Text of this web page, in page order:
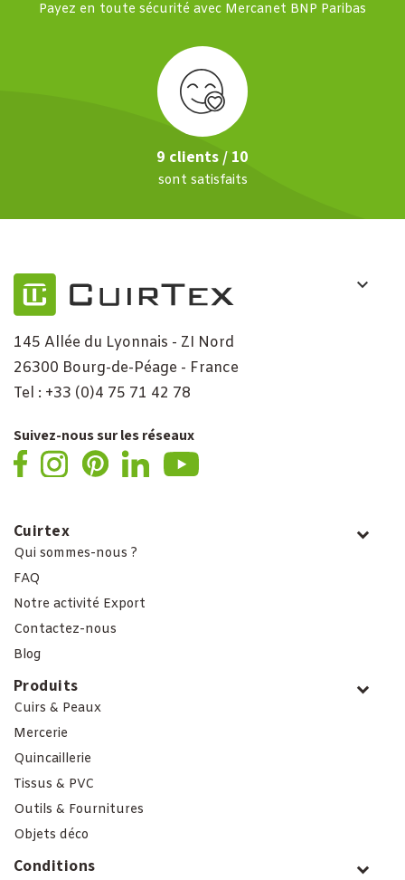
Payez en toute sécurité avec Mercanet BNP Paribas
9 clients / 10
sont satisfaits
145 Allée du Lyonnais - ZI Nord
26300 Bourg-de-Péage - France
Tel : +33 (0)4 75 71 42 78
Suivez-nous sur les réseaux
Cuirtex
Qui sommes-nous ?
FAQ
Notre activité Export
Contactez-nous
Blog
Produits
Cuirs & Peaux
Mercerie
Quincaillerie
Tissus & PVC
Outils & Fournitures
Objets déco
Conditions